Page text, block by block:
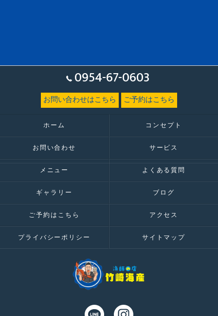
0954-67-0603
お問い合わせはこちら ご予約はこちら
ホーム コンセプト
お問い合わせ サービス
メニュー よくある質問
ギャラリー ブログ
ご予約はこちら アクセス
プライバシーポリシー サイトマップ